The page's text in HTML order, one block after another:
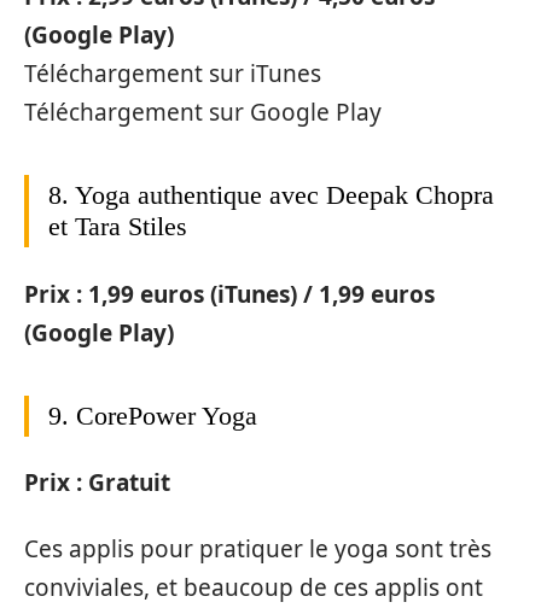
(Google Play)
Téléchargement sur iTunes
Téléchargement sur Google Play
8. Yoga authentique avec Deepak Chopra
et Tara Stiles
Prix : 1,99 euros (iTunes) / 1,99 euros
(Google Play)
9. CorePower Yoga
Prix : Gratuit
Ces applis pour pratiquer le yoga sont très
conviviales, et beaucoup de ces applis ont